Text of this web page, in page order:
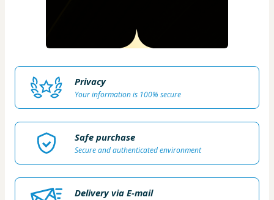
Privacy
Your information is 100% secure
Safe purchase
Secure and authenticated environment
Delivery via E-mail